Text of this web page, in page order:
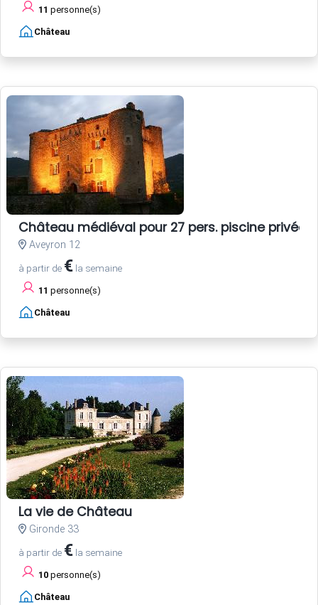
11 personne(s)
Château
Château médiéval pour 27 pers. piscine privée
Aveyron 12
à partir de € la semaine
11 personne(s)
Château
La vie de Château
Gironde 33
à partir de € la semaine
10 personne(s)
Château